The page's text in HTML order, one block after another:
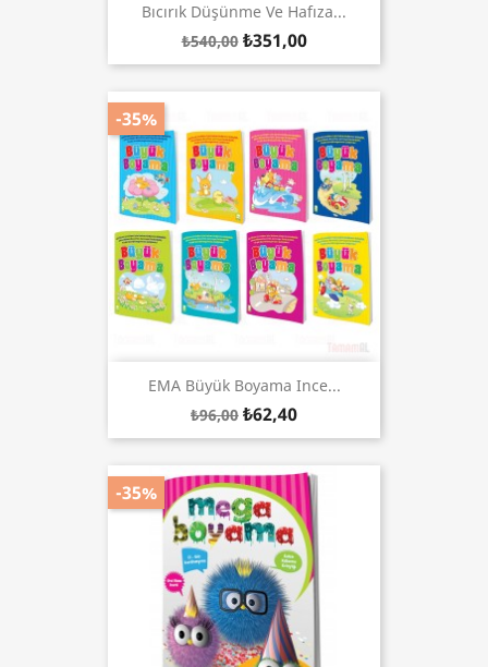
Bıcırık Düşünme Ve Hafıza...
₺540,00 ₺351,00
EMA Büyük Boyama Ince...
₺96,00 ₺62,40
-35%
-35%